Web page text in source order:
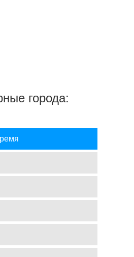
города: